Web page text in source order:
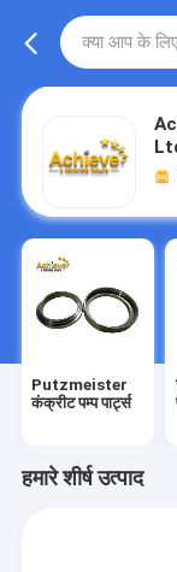
Putzmeister
कंक्रीट पम्प पार्ट्स
हमारे शीर्ष उत्पाद